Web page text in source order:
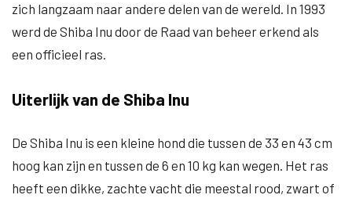
zich langzaam naar andere delen van de wereld. In 1993
werd de Shiba Inu door de Raad van beheer erkend als
een officieel ras.
Uiterlijk van de Shiba Inu
De Shiba Inu is een kleine hond die tussen de 33 en 43 cm
hoog kan zijn en tussen de 6 en 10 kg kan wegen. Het ras
heeft een dikke, zachte vacht die meestal rood, zwart of